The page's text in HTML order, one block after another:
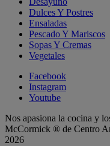
Dulces Y Postres
Ensaladas
Pescado Y Mariscos
Sopas Y Cremas
Vegetales
Facebook
Instagram
Youtube
Nos apasiona la cocina y
McCormick ® de Centro
2026